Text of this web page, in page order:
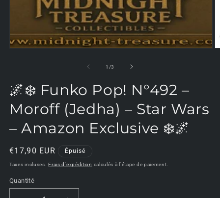
1 /de
3
🌌❄️ Funko Pop! N°492 –
Moroff (Jedha) – Star Wars
– Amazon Exclusive ❄️🌌
Prix
habituel
€17,90 EUR Épuisé
Taxes incluses.Frais d'expédition calculés à l'étape de paiement.
Quantité